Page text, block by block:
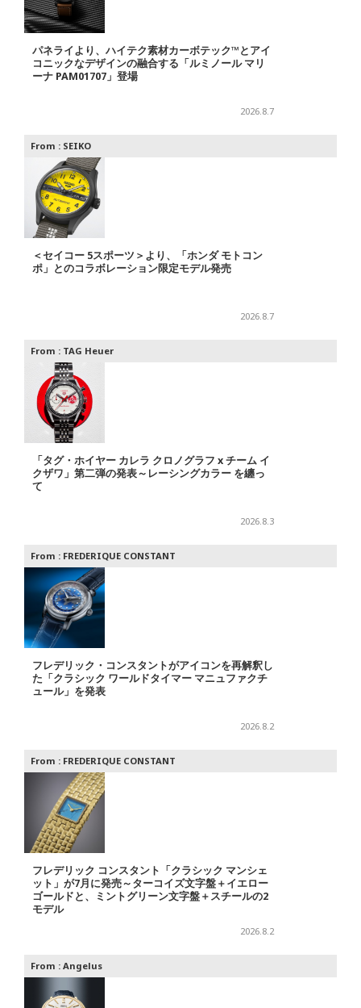
パネライより、ハイテク素材カーボテック™とアイ
コニックなデザインの融合する「ルミノール マリ
ーナ PAM01707」登場
2026.8.7
From : SEIKO
＜セイコー 5スポーツ＞より、「ホンダ モトコン
ポ」とのコラボレーション限定モデル発売
2026.8.7
From : TAG Heuer
「タグ・ホイヤー カレラ クロノグラフ x チーム イ
クザワ」第二弾の発表～レーシングカラー を纏っ
て
2026.8.3
From : FREDERIQUE CONSTANT
フレデリック・コンスタントがアイコンを再解釈し
た「クラシック ワールドタイマー マニュファクチ
ュール」を発表
2026.8.2
From : FREDERIQUE CONSTANT
フレデリック コンスタント「クラシック マンシェ
ット」が7月に発売～ターコイズ文字盤＋イエロー
ゴールドと、ミントグリーン文字盤＋スチールの2
モデル
2026.8.2
From : Angelus